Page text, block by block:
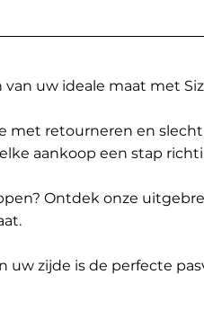
uw ideale maat met
met retourneren en
aankoop een stap
Ontdek onze
uw zijde is de perfecte